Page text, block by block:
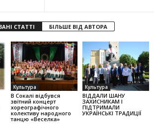
СТАТТІ БІЛЬШЕ ВІД АВТОРА
Культура
В Сокалі відбувся
звітний концерт
хореографічного
колек­тиву народного
танцю «Веселка»
Культура
ВІДДАЛИ ШАНУ
ЗАХИСНИКАМ І
ПІДТРИМАЛИ
УКРАЇНСЬКІ ТРАДИЦІЇ